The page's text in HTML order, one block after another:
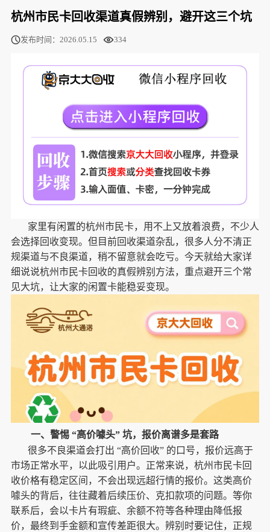
杭州市民卡回收渠道真假辨别，避开这三个坑
发布时间：2026.05.15 334
家里有闲置的杭州市民卡，用不上又放着浪费，不少人
会选择回收变现。但目前回收渠道杂乱，很多人分不清正
规渠道与不良渠道，稍不留意就会吃亏。今天就给大家详
细说说杭州市民卡回收的真假辨别方法，重点避开三个常
见大坑，让大家的闲置卡能稳妥变现。
一、警惕 “高价噱头” 坑，报价离谱多是套路
很多不良渠道会打出 “高价回收” 的口号，报价远高于
市场正常水平，以此吸引用户。正常来说，杭州市民卡回
收价格有稳定区间，不会出现远超行情的报价。这类高价
噱头的背后，往往藏着后续压价、克扣款项的问题。等你
联系后，会以卡片有瑕疵、余额不符等各种理由降低报
价，最终到手金额和宣传差距很大。辨别时要记住，正规